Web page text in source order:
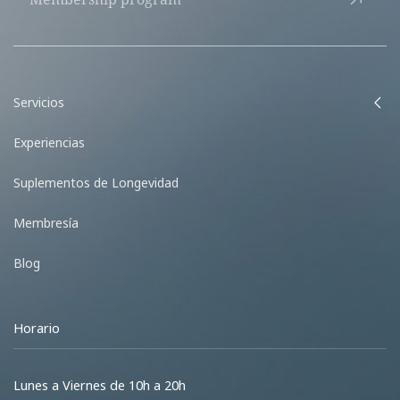
Servicios
Experiencias
Suplementos de Longevidad
Membresía
Blog
Horario
Lunes a Viernes de 10h a 20h